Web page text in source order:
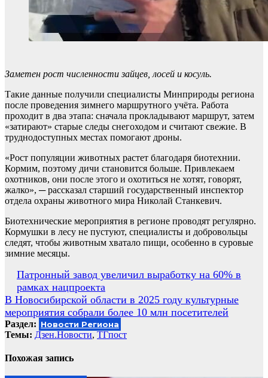
Заметен рост численности зайцев, лосей и косуль.
Такие данные получили специалисты Минприроды региона
после проведения зимнего маршрутного учёта. Работа
проходит в два этапа: сначала прокладывают маршрут, затем
«затирают» старые следы снегоходом и считают свежие. В
труднодоступных местах помогают дроны.
«Рост популяции животных растет благодаря биотехнии.
Кормим, поэтому дичи становится больше. Привлекаем
охотников, они после этого и охотиться не хотят, говорят,
жалко», ─ рассказал старший государственный инспектор
отдела охраны животного мира Николай Станкевич.
Биотехнические мероприятия в регионе проводят регулярно.
Кормушки в лесу не пустуют, специалисты и добровольцы
следят, чтобы животным хватало пищи, особенно в суровые
зимние месяцы.
Навигация
по
записям
Патронный завод увеличил выработку на 60% в
рамках нацпроекта
В Новосибирской области в 2025 году культурные
мероприятия собрали более 10 млн посетителей
Раздел: Новости Региона
Темы: Дзен.Новости, ТГпост
Похожая запись